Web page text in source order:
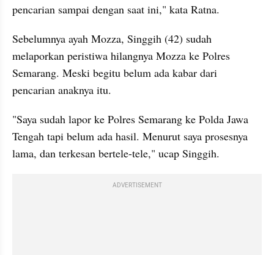
pencarian sampai dengan saat ini," kata Ratna.
Sebelumnya ayah Mozza, Singgih (42) sudah
melaporkan peristiwa hilangnya Mozza ke Polres
Semarang. Meski begitu belum ada kabar dari
pencarian anaknya itu.
"Saya sudah lapor ke Polres Semarang ke Polda Jawa
Tengah tapi belum ada hasil. Menurut saya prosesnya
lama, dan terkesan bertele-tele," ucap Singgih.
ADVERTISEMENT